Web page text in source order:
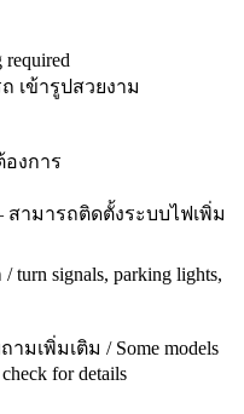
required
เข้ารูปสวยงาม
งการ
– สามารถติดตั้งระบบไฟเพิ่ม
signals, parking lights,
เพิ่มเติม / Some models
for details